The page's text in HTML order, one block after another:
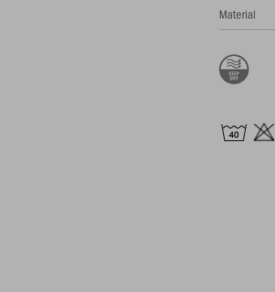
Material